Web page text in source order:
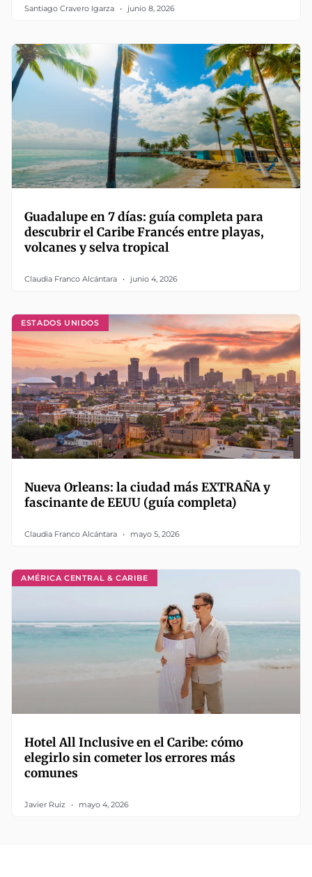
Santiago Cravero Igarza junio 8, 2026
Guadalupe en 7 días: guía completa para
descubrir el Caribe Francés entre playas,
volcanes y selva tropical
Claudia Franco Alcántara junio 4, 2026
ESTADOS UNIDOS
Nueva Orleans: la ciudad más EXTRAÑA y
fascinante de EEUU (guía completa)
Claudia Franco Alcántara mayo 5, 2026
AMÉRICA CENTRAL & CARIBE
Hotel All Inclusive en el Caribe: cómo
elegirlo sin cometer los errores más
comunes
Javier Ruiz mayo 4, 2026